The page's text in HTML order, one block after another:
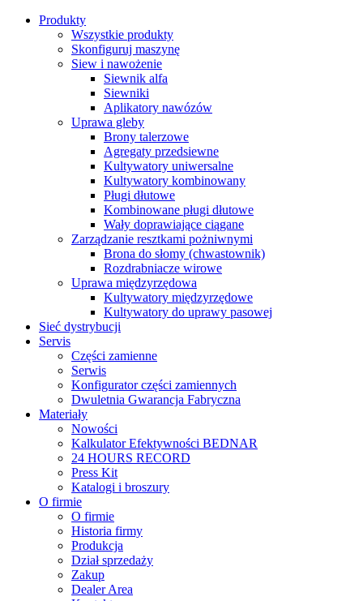
Produkty
Wszystkie produkty
Skonfiguruj maszynę
Siew i nawożenie
Siewnik alfa
Siewniki
Aplikatory nawózów
Uprawa gleby
Brony talerzowe
Agregaty przedsiewne
Kultywatory uniwersalne
Kultywatory kombinowany
Pługi dłutowe
Kombinowane pługi dłutowe
Wały doprawiające ciągane
Zarządzanie resztkami pożniwnymi
Brona do słomy (chwastownik)
Rozdrabniacze wirowe
Uprawa międzyrzędowa
Kultywatory międzyrzędowe
Kultywatory do uprawy pasowej
Sieć dystrybucji
Servis
Części zamienne
Serwis
Konfigurator części zamiennych
Dwuletnia Gwarancja Fabryczna
Materiały
Nowości
Kalkulator Efektywności BEDNAR
24 HOURS RECORD
Press Kit
Katalogi i broszury
O firmie
O firmie
Historia firmy
Produkcja
Dział sprzedaży
Zakup
Dealer Area